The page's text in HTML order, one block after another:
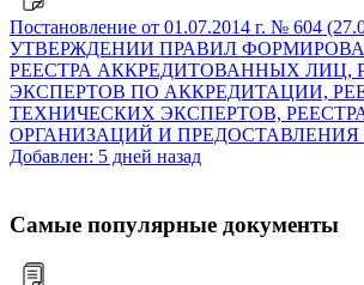
Постановление от 01.07.2014 г. № 604
УТВЕРЖДЕНИИ ПРАВИЛ
РЕЕСТРА АККРЕДИТОВАННЫХ ЛИЦ,
ЭКСПЕРТОВ ПО АККРЕДИТАЦИИ,
ТЕХНИЧЕСКИХ ЭКСПЕРТОВ,
ОРГАНИЗАЦИЙ И
Добавлен: 5 дней назад
Самые популярные документы